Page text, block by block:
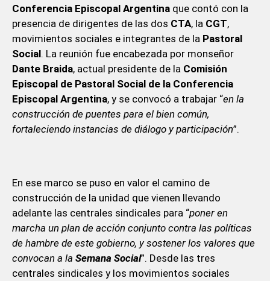
Conferencia Episcopal Argentina que contó con la
presencia de dirigentes de las dos CTA, la CGT,
movimientos sociales e integrantes de la Pastoral
Social. La reunión fue encabezada por monseñor
Dante Braida, actual presidente de la Comisión
Episcopal de Pastoral Social de la Conferencia
Episcopal Argentina, y se convocó a trabajar “en la
construcción de puentes para el bien común,
fortaleciendo instancias de diálogo y participación”.
En ese marco se puso en valor el camino de
construcción de la unidad que vienen llevando
adelante las centrales sindicales para “poner en
marcha un plan de acción conjunto contra las políticas
de hambre de este gobierno, y sostener los valores que
convocan a la Semana Social”. Desde las tres
centrales sindicales y los movimientos sociales